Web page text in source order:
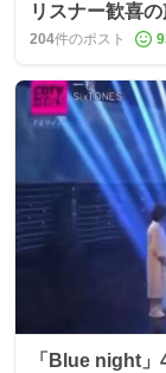
リスナー歓喜
204件のポスト
「Blue night